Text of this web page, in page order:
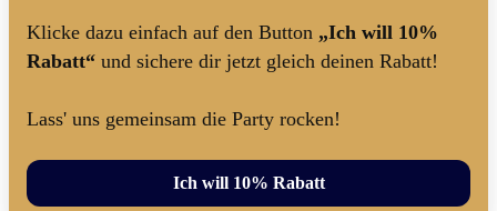
Klicke dazu einfach auf den Button „Ich will 10%
Rabatt“ und sichere dir jetzt gleich deinen Rabatt!
Lass' uns gemeinsam die Party rocken!
Ich will 10% Rabatt